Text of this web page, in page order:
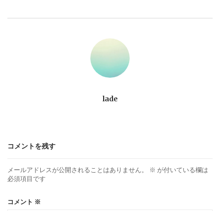
lade
コメントを残す
メールアドレスが公開されることはありません。 ※ が付いている欄は
必須項目です
コメント ※